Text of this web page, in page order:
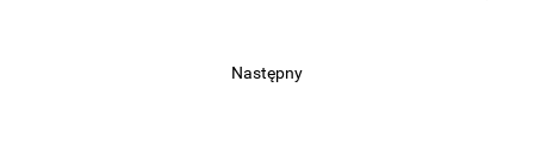
Następny